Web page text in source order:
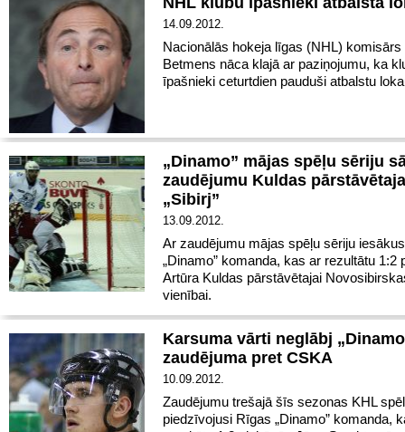
14.09.2012.
Nacionālās hokeja līgas (NHL) komisārs
Betmens nāca klajā ar paziņojumu, ka
īpašnieki ceturtdien pauduši atbalstu
„Dinamo” mājas spēļu sēriju
zaudējumu Kuldas
„Sibirj”
13.09.2012.
Ar zaudējumu mājas spēļu sēriju
„Dinamo” komanda, kas ar rezultātu 1:2
Artūra Kuldas pārstāvētajai
vienībai.
Karsuma vārti neglābj
zaudējuma pret CSKA
10.09.2012.
Zaudējumu trešajā šīs sezonas KHL
piedzīvojusi Rīgas „Dinamo” komanda,